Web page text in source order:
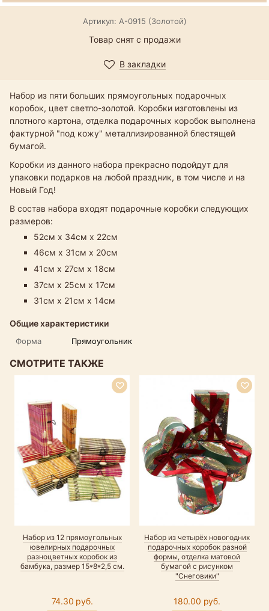
Артикул: А-0915 (Золотой)
Товар снят с продажи
В закладки
Набор из пяти больших прямоугольных подарочных
коробок, цвет светло-золотой. Коробки изготовлены из
плотного картона, отделка подарочных коробок выполнена
фактурной "под кожу" металлизированной блестящей
бумагой.
Коробки из данного набора прекрасно подойдут для
упаковки подарков на любой праздник, в том числе и на
Новый Год!
В состав набора входят подарочные коробки следующих
размеров:
52см х 34см х 22см
46см х 31см х 20см
41см х 27см х 18см​
37см х 25см х 17см
31см х 21см х 14см
Общие характеристики
Форма Прямоугольник
СМОТРИТЕ ТАКЖЕ
Набор из 12 прямоугольных
ювелирных подарочных
разноцветных коробок из
бамбука, размер 15*8*2,5 см.
74.30 руб.
Набор из четырёх новогодних
подарочных коробок разной
формы, отделка матовой
бумагой с рисунком
"Снеговики"
180.00 руб.